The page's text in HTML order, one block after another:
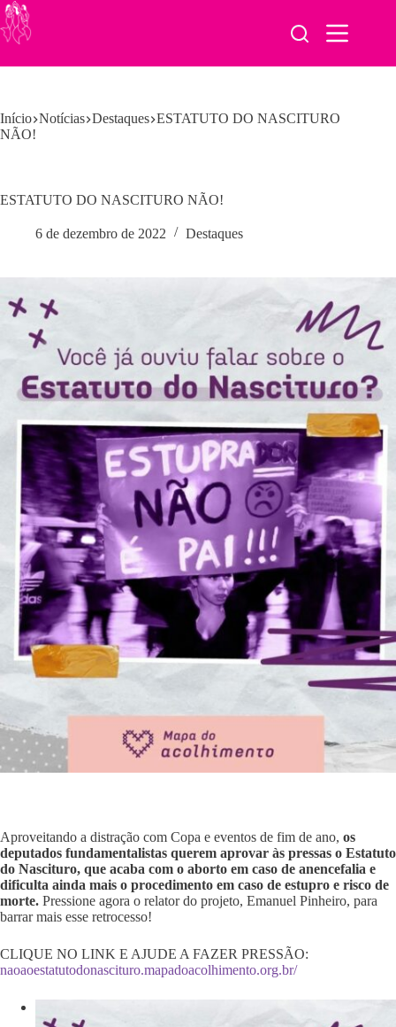
Pular
para
o
Início Notícias Destaques ESTATUTO DO NASCITURO
NÃO!
ESTATUTO DO NASCITURO NÃO!
6 de dezembro de 2022 Destaques
Aproveitando a distração com Copa e eventos de fim de ano, os
deputados fundamentalistas querem aprovar às pressas o Estatuto
do Nascituro, que acaba com o aborto em caso de anencefalia e
dificulta ainda mais o procedimento em caso de estupro e risco de
morte. Pressione agora o relator do projeto, Emanuel Pinheiro, para
barrar mais esse retrocesso!
CLIQUE NO LINK E AJUDE A FAZER PRESSÃO:
naoaoestatutodonascituro.mapadoacolhimento.org.br/